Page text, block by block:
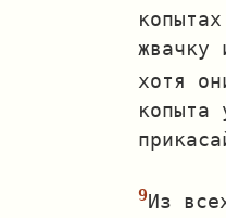
жвачку
хотя
Из